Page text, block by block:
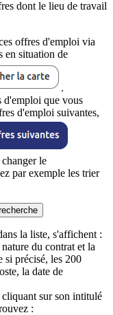
dont le lieu de travail
offres d'emploi via
en situation de
.
d'emploi que vous
d'emploi suivantes,
le
par exemple les trier
la liste, s'affichent :
du contrat et la
si précisé, les 200
la date de
sur son intitulé
: